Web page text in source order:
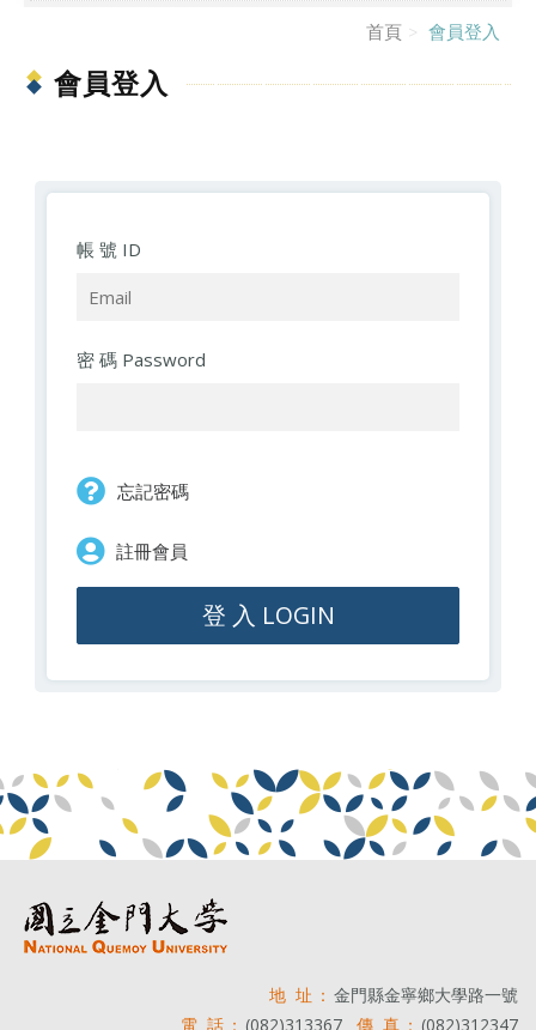
首頁 會員登入
會員登入
帳 號 ID
密 碼 Password
忘記密碼
註冊會員
登 入 LOGIN
地 址： 金門縣金寧鄉大學路一號
電 話： (082)313367 傳 真： (082)312347